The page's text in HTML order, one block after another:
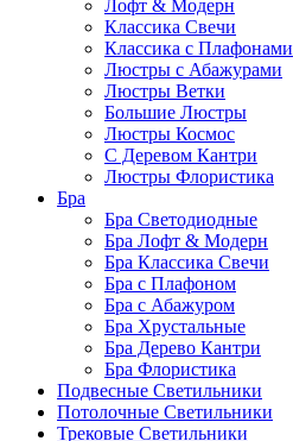
Лофт & Модерн
Классика Свечи
Классика с Плафонами
Люстры с Абажурами
Люстры Ветки
Большие Люстры
Люстры Космос
С Деревом Кантри
Люстры Флористика
Бра
Бра Светодиодные
Бра Лофт & Модерн
Бра Классика Свечи
Бра с Плафоном
Бра с Абажуром
Бра Хрустальные
Бра Дерево Кантри
Бра Флористика
Подвесные Светильники
Потолочные Светильники
Трековые Светильники